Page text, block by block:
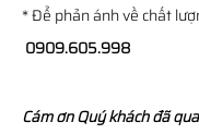
* Để phản ánh về chất
0909.605.998
Cám ơn Quý khách đã